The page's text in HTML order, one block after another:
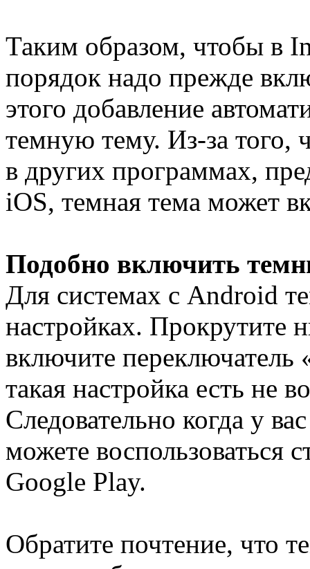
Таким образом, чтобы в
порядок надо прежде
этого добавление
темную тему. Из-за того,
в других программах,
iOS, темная тема может
Подобно включить
Для системах с Android
настройках. Прокрутите
включите
такая настройка есть не
Следовательно когда у
можете воспользоваться
Google Play.
Обратите почтение, что